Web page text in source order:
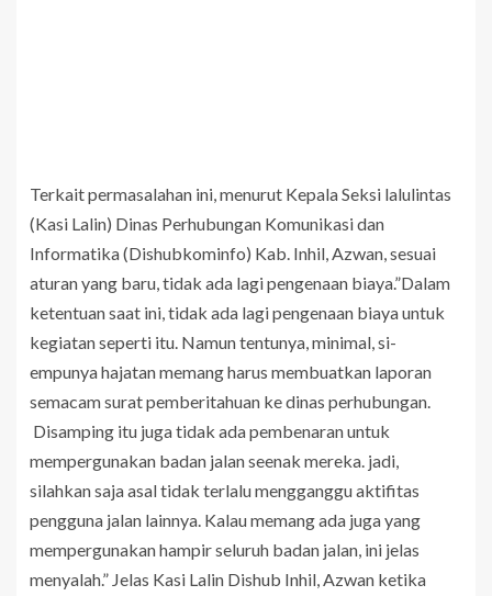
Terkait permasalahan ini, menurut Kepala Seksi lalulintas
(Kasi Lalin) Dinas Perhubungan Komunikasi dan
Informatika (Dishubkominfo) Kab. Inhil, Azwan, sesuai
aturan yang baru, tidak ada lagi pengenaan biaya.”Dalam
ketentuan saat ini, tidak ada lagi pengenaan biaya untuk
kegiatan seperti itu. Namun tentunya, minimal, si-
empunya hajatan memang harus membuatkan laporan
semacam surat pemberitahuan ke dinas perhubungan.
Disamping itu juga tidak ada pembenaran untuk
mempergunakan badan jalan seenak mereka. jadi,
silahkan saja asal tidak terlalu mengganggu aktifitas
pengguna jalan lainnya. Kalau memang ada juga yang
mempergunakan hampir seluruh badan jalan, ini jelas
menyalah.” Jelas Kasi Lalin Dishub Inhil, Azwan ketika